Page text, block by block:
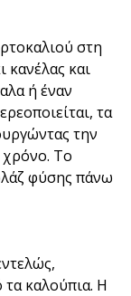
στη
κανέλας και
ή έναν
τα
την
χρόνο. Το
φύσης πάνω
καλούπια. Η